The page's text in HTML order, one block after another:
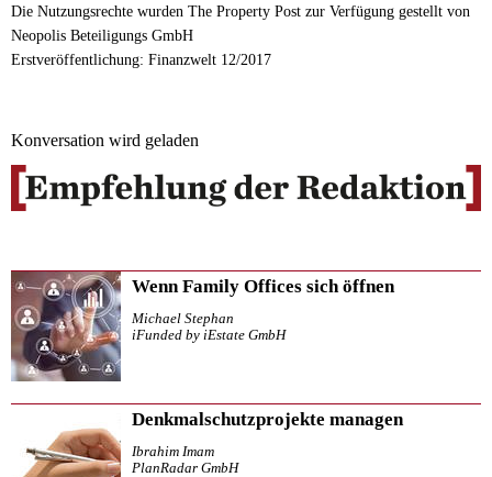
Die Nutzungsrechte wurden The Property Post zur Verfügung gestellt von
Neopolis Beteiligungs GmbH
Erstveröffentlichung: Finanzwelt 12/2017
Konversation wird geladen
Wenn Family Offices sich öffnen
Michael Stephan
iFunded by iEstate GmbH
Denkmalschutzprojekte managen
Ibrahim Imam
PlanRadar GmbH